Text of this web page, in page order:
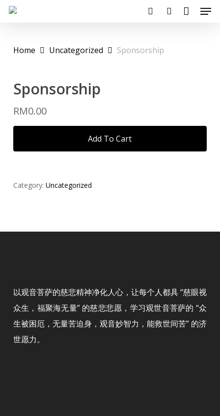
Skip
content
Home Uncategorized Sponsorship
Sponsorship
RM0.00
Add To Cart
Category: Uncategorized
以观音菩萨的慈悲精神净化人心，让每个人都具 “慈眼视
众生，福聚海无量” 的慈悲悲愿，学习观世音菩萨的 “众
生被困厄，无量苦迫身，观音妙智力，能救世间苦” 的济
世愿力。